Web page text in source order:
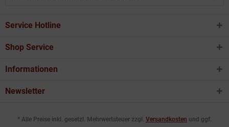
Service Hotline
Shop Service
Informationen
Newsletter
* Alle Preise inkl. gesetzl. Mehrwertsteuer zzgl. Versandkosten und ggf.